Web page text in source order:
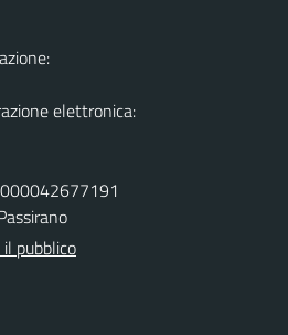
elettronica:
pubblico